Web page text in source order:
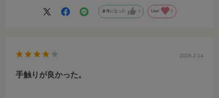
参考になった 0 Like! 0
2026.2.14
手触りが良かった。